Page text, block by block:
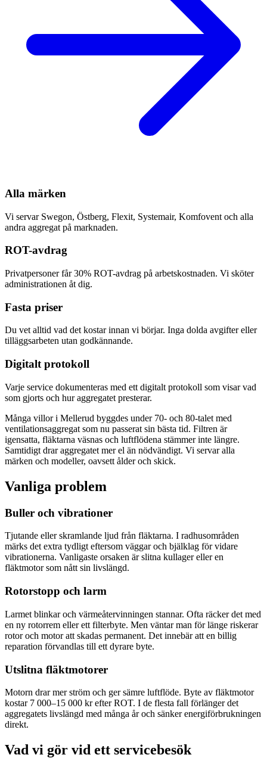
Alla märken
Vi servar Swegon, Östberg, Flexit, Systemair, Komfovent och alla
andra aggregat på marknaden.
ROT-avdrag
Privatpersoner får 30% ROT-avdrag på arbetskostnaden. Vi sköter
administrationen åt dig.
Fasta priser
Du vet alltid vad det kostar innan vi börjar. Inga dolda avgifter eller
tilläggsarbeten utan godkännande.
Digitalt protokoll
Varje service dokumenteras med ett digitalt protokoll som visar vad
som gjorts och hur aggregatet presterar.
Många villor i Mellerud byggdes under 70- och 80-talet med
ventilationsaggregat som nu passerat sin bästa tid. Filtren är
igensatta, fläktarna väsnas och luftflödena stämmer inte längre.
Samtidigt drar aggregatet mer el än nödvändigt. Vi servar alla
märken och modeller, oavsett ålder och skick.
Vanliga problem
Buller och vibrationer
Tjutande eller skramlande ljud från fläktarna. I radhusområden
märks det extra tydligt eftersom väggar och bjälklag för vidare
vibrationerna. Vanligaste orsaken är slitna kullager eller en
fläktmotor som nått sin livslängd.
Rotorstopp och larm
Larmet blinkar och värmeåtervinningen stannar. Ofta räcker det med
en ny rotorrem eller ett filterbyte. Men väntar man för länge riskerar
rotor och motor att skadas permanent. Det innebär att en billig
reparation förvandlas till ett dyrare byte.
Utslitna fläktmotorer
Motorn drar mer ström och ger sämre luftflöde. Byte av fläktmotor
kostar 7 000–15 000 kr efter ROT. I de flesta fall förlänger det
aggregatets livslängd med många år och sänker energiförbrukningen
direkt.
Vad vi gör vid ett servicebesök